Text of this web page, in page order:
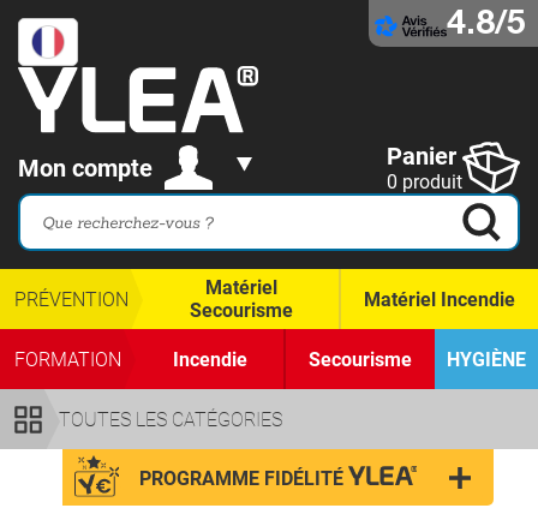
4.8/5
Mon compte Panier
0 produit
TOUTES LES CATÉGORIES
PRÉVENTION
Matériel
Secourisme
Matériel Incendie
FORMATION Incendie Secourisme HYGIÈNE
PROGRAMME FIDÉLITÉ